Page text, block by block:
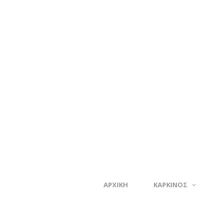
ΑΡΧΙΚΗ ΚΑΡΚΙΝΟΣ